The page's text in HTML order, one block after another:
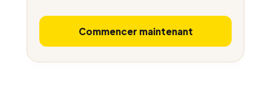
Commencer maintenant